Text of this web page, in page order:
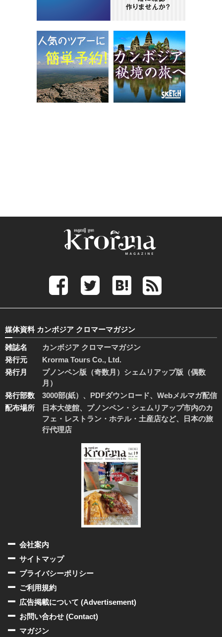
媒体資料 カンボジア クロマーマガジン
雑誌名
カンボジア クロマーマガジン
発行元
Krorma Tours Co., Ltd.
発行月
プノンペン版（奇数月）シェムリアップ版（偶数
月）
発行部数
3000部(紙）、PDFダウンロード、Webメルマガ配信
配布場所
日本大使館、プノンペン・シェムリアップ市内のカ
フェ・レストラン・ホテル・土産店など、日本の旅
行代理店
会社案内
サイトマップ
プライバシーポリシー
ご利用規約
広告掲載について (Advertisement)
お問い合わせ (Contact)
マガジン